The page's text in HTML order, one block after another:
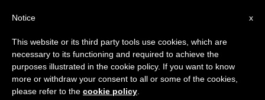
CIUDAD DEL VATICANO,DICASTERIOS
×
Aviso importante
Del 27 de julio al 7 de agosto haremos la pausa
anual, aprovechando que en el periodo de verano
se generan menos informaciones y también el
x
Notice
This website or its third party tools use cookies, which are
necessary to its functioning and required to achieve the
purposes illustrated in the cookie policy. If you want to know
more or withdraw your consent to all or some of the cookies,
please refer to the cookie policy